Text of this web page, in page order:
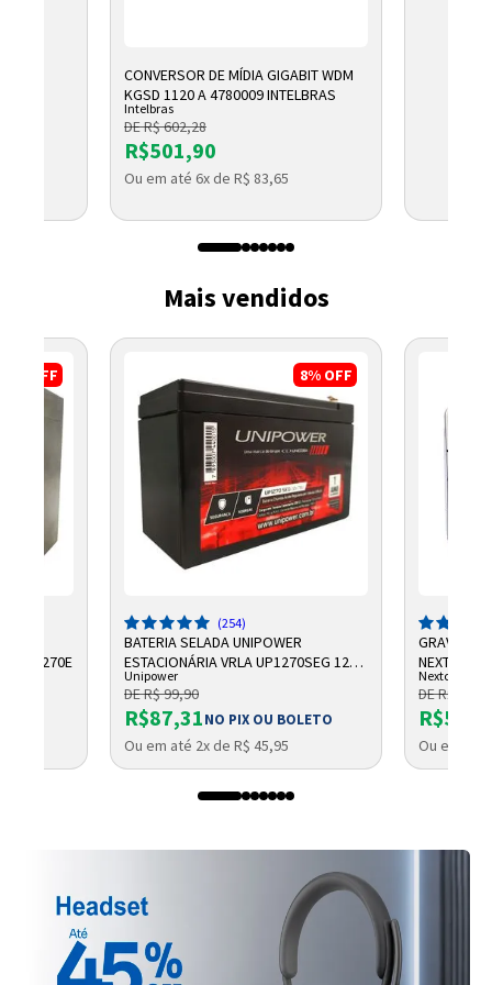
CONVERSOR DE MÍDIA GIGABIT WDM
KGSD 1120 A 4780009 INTELBRAS
Intelbras
DE R$ 602,28
R$501,90
Ou em até 6x de R$ 83,65
Mais vendidos
OFF
UP1270E
8% OFF
(254)
BATERIA SELADA UNIPOWER
ESTACIONÁRIA VRLA UP1270SEG 12V
7AH F187
Unipower
DE R$ 99,90
R$87,31NO PIX OU BOLETO
Ou em até 2x de R$ 45,95
NEXTTECH
Nextcall
DE R$
Ou em até